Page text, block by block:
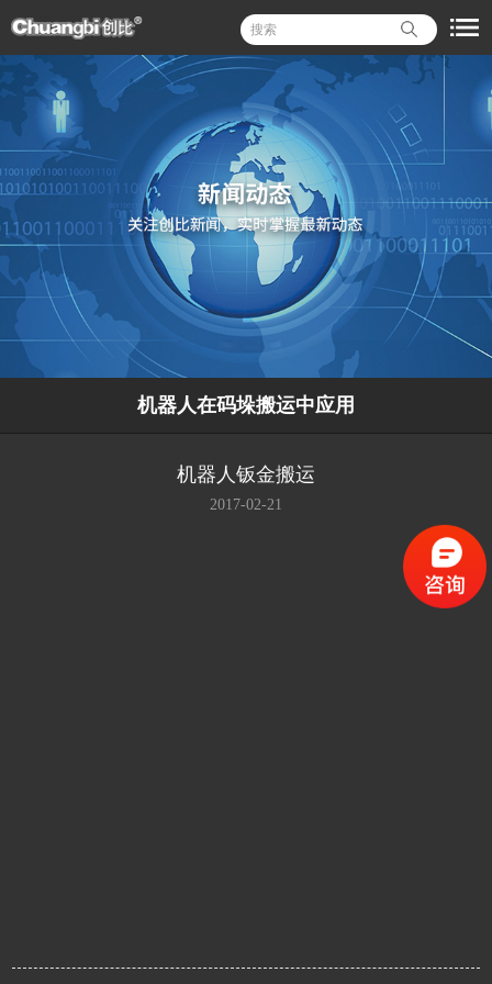
机器人在码垛搬运中应用
机器人钣金搬运
2017-02-21